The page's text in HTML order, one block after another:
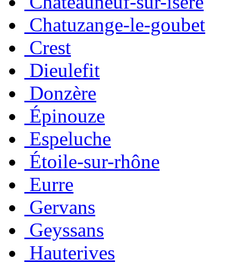
Chatuzange-le-goubet
Crest
Dieulefit
Donzère
Épinouze
Espeluche
Étoile-sur-rhône
Eurre
Gervans
Geyssans
Hauterives